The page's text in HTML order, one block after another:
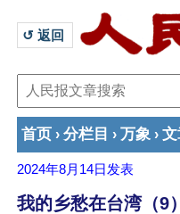
↺ 返回
首页 › 分栏目 › 万象 ›
2024年8月14日 发表
我的乡愁在台湾（9